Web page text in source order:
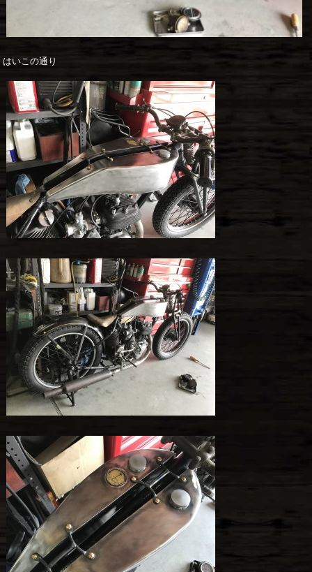
はいこの通り